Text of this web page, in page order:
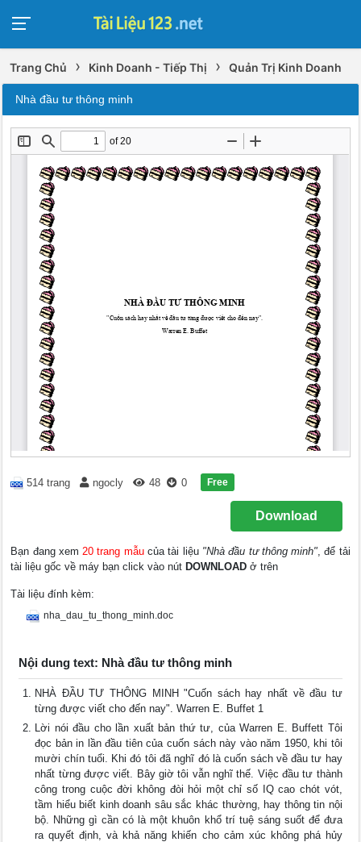
Trang Chủ › Kinh Doanh - Tiếp Thị › Quản Trị Kinh Doanh
Nhà đầu tư thông minh
514 trang ngocly 48 0 Free
Download
Bạn đang xem20 trang mẫucủa tài liệu "Nhà đầu tư thông minh", để tải
tài liệu gốc về máy bạn click vào nút DOWNLOAD ở trên
Tài liệu đính kèm:
nha_dau_tu_thong_minh.doc
Nội dung text: Nhà đầu tư thông minh
NHÀ ĐẦU TƯ THÔNG MINH "Cuốn sách hay nhất về đầu tư
từng được viết cho đến nay". Warren E. Buffet 1
Lời nói đầu cho lần xuất bản thứ tư, của Warren E. Buffett Tôi
đọc bản in lần đầu tiên của cuốn sách này vào năm 1950, khi tôi
mười chín tuổi. Khi đó tôi đã nghĩ đó là cuốn sách về đầu tư hay
nhất từng được viết. Bây giờ tôi vẫn nghĩ thế. Việc đầu tư thành
công trong cuộc đời không đòi hỏi một chỉ số IQ cao chót vót,
tầm hiểu biết kinh doanh sâu sắc khác thường, hay thông tin nội
bộ. Những gì cần có là một khuôn khổ trí tuệ sáng suốt để đưa
ra quyết định, và khả năng khiến cho cảm xúc không phá hủy